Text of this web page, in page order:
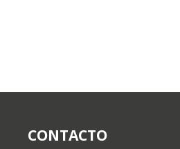
CONTACTO